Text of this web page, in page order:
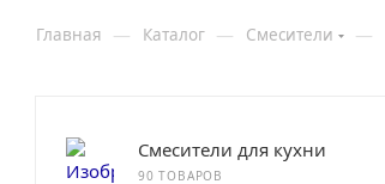
Главная — Каталог — Смесители —
Смесители для кухни
90 ТОВАРОВ